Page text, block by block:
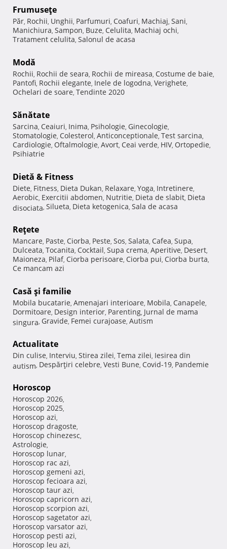
Frumuseţe
Păr, Rochii, Unghii, Parfumuri, Coafuri, Machiaj, Sani,
Manichiura, Sampon, Buze, Celulita, Machiaj ochi,
Tratament celulita, Salonul de acasa
Modă
Rochii, Rochii de seara, Rochii de mireasa, Costume de baie,
Pantofi, Rochii elegante, Inele de logodna, Verighete,
Ochelari de soare, Tendinte 2020
Sănătate
Sarcina, Ceaiuri, Inima, Psihologie, Ginecologie,
Stomatologie, Colesterol, Anticonceptionale, Test sarcina,
Cardiologie, Oftalmologie, Avort, Ceai verde, HIV, Ortopedie,
Psihiatrie
Dietă & Fitness
Diete, Fitness, Dieta Dukan, Relaxare, Yoga, Intretinere,
Aerobic, Exercitii abdomen, Nutritie, Dieta de slabit, Dieta
disociata, Silueta, Dieta ketogenica, Sala de acasa
Reţete
Mancare, Paste, Ciorba, Peste, Sos, Salata, Cafea, Supa,
Dulceata, Tocanita, Cocktail, Supa crema, Aperitive, Desert,
Maioneza, Pilaf, Ciorba perisoare, Ciorba pui, Ciorba burta,
Ce mancam azi
Casă şi familie
Mobila bucatarie, Amenajari interioare, Mobila, Canapele,
Dormitoare, Design interior, Parenting, Jurnal de mama
singura, Gravide, Femei curajoase, Autism
Actualitate
Din culise, Interviu, Stirea zilei, Tema zilei, Iesirea din
autism, Despărţiri celebre, Vesti Bune, Covid-19, Pandemie
Horoscop
Horoscop 2026,
Horoscop 2025,
Horoscop azi,
Horoscop dragoste,
Horoscop chinezesc,
Astrologie,
Horoscop lunar,
Horoscop rac azi,
Horoscop gemeni azi,
Horoscop fecioara azi,
Horoscop taur azi,
Horoscop capricorn azi,
Horoscop scorpion azi,
Horoscop sagetator azi,
Horoscop varsator azi,
Horoscop pesti azi,
Horoscop leu azi,